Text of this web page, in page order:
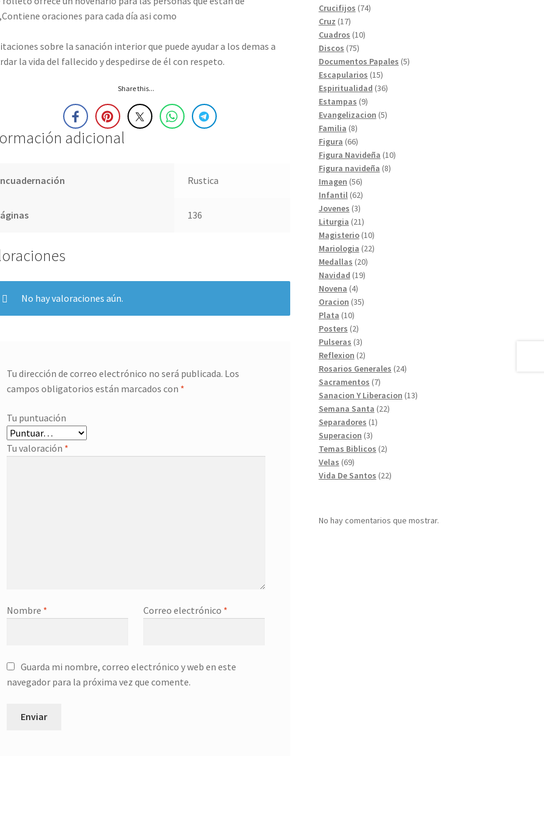
oraciones para cada día asi como
sobre la sanación interior que puede ayudar a los demas a
la vida del fallecido y despedirse de él con respeto.
Share this...
adicional
Rustica
136
No hay valoraciones aún.
Tu dirección de correo electrónico no será publicada. Los
campos obligatorios están marcados con *
Tu puntuación
Tu valoración *
Nombre * Correo electrónico *
Guarda mi nombre, correo electrónico y web en este
navegador para la próxima vez que comente.
productos
Crucifijos 7474
Cruz 1717
productos
Cuadros 1010
Discos 7575
productos
Documentos Papales 55
Escapularios 1515
productos
Espiritualidad 3636
Estampas 99
productos
Evangelizacion 55
Familia 88
productos
Figura 6666
productos
Figura Navideña 1010
Figura navideña 88
Imagen 5656
productos
Infantil 6262
productos
Jovenes 33
productos
Liturgia 2121
productos
Magisterio 1010
productos
Mariologia 2222
Medallas 2020
productos
Navidad 1919
Novena 44
productos
Oracion 3535
Plata 1010
productos
Posters 22
productos
Pulseras 33
productos
Reflexion 22
productos
Rosarios Generales 2424
Sacramentos 77
productos
Sanacion Y Liberacion 1313
Semana Santa 2222
Separadores 11
Superacion 33
productos
Temas Biblicos 22
Velas 6969
productos
Vida De Santos 2222
No hay comentarios que mostrar.